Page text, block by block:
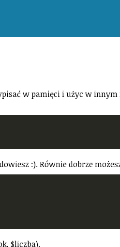
w pamięci i użyc w innym
:). Równie dobrze
$liczba).